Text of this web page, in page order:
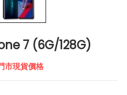
7 (6G/128G)
市現貨價格